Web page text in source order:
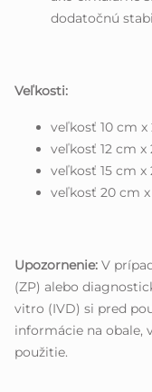
dodatočnú
Veľkosti:
veľkosť 10 cm x
veľkosť 12 cm x
veľkosť 15 cm x
veľkosť 20 cm
Upozornenie: V
(ZP) alebo
vitro (IVD) si pred
informácie na obale,
použitie.